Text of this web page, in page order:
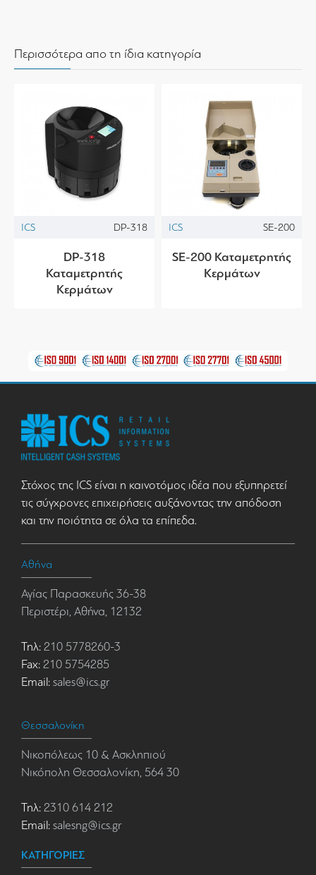
Περισσότερα απο τη ίδια κατηγορία
ICS DP-318
DP-318
Καταμετρητής
Κερμάτων
ICS SE-200
SE-200 Καταμετρητής
Κερμάτων
Στόχος της ICS είναι η καινοτόμος ιδέα που εξυπηρετεί
τις σύγχρονες επιχειρήσεις αυξάνοντας την απόδοση
και την ποιότητα σε όλα τα επίπεδα.
Αθήνα
Αγίας Παρασκευής 36-38
Περιστέρι, Αθήνα, 12132
Τηλ: 210 5778260-3
Fax: 210 5754285
Email: sales@ics.gr
Θεσσαλονίκη
Νικοπόλεως 10 & Ασκληπιού
Νικόπολη Θεσσαλονίκη, 564 30
Τηλ: 2310 614 212
Email: salesng@ics.gr
ΚΑΤΗΓΟΡΙΕΣ